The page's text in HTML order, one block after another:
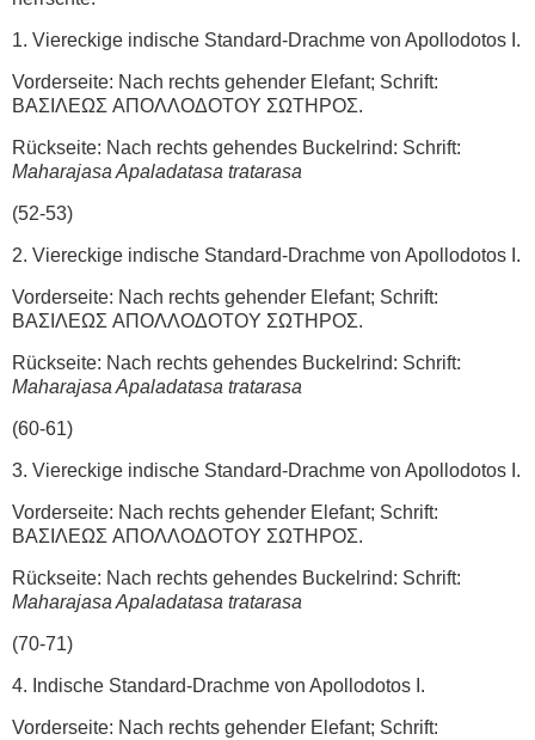
1. Viereckige indische Standard-Drachme von Apollodotos I.
Vorderseite: Nach rechts gehender Elefant; Schrift:
ΒΑΣΙΛΕΩΣ AΠOΛΛOΔOTOY ΣΩΤΗΡΟΣ.
Rückseite: Nach rechts gehendes Buckelrind: Schrift:
Maharajasa Apaladatasa tratarasa
(52-53)
2. Viereckige indische Standard-Drachme von Apollodotos I.
Vorderseite: Nach rechts gehender Elefant; Schrift:
ΒΑΣΙΛΕΩΣ AΠOΛΛOΔOTOY ΣΩΤΗΡΟΣ.
Rückseite: Nach rechts gehendes Buckelrind: Schrift:
Maharajasa Apaladatasa tratarasa
(60-61)
3. Viereckige indische Standard-Drachme von Apollodotos I.
Vorderseite: Nach rechts gehender Elefant; Schrift:
ΒΑΣΙΛΕΩΣ AΠOΛΛOΔOTOY ΣΩΤΗΡΟΣ.
Rückseite: Nach rechts gehendes Buckelrind: Schrift:
Maharajasa Apaladatasa tratarasa
(70-71)
4. Indische Standard-Drachme von Apollodotos I.
Vorderseite: Nach rechts gehender Elefant; Schrift: